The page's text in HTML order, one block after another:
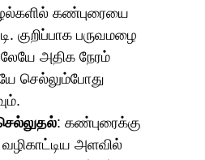
கண்புரையை
குறிப்பாக பருவமழை
அதிக நேரம்
செல்லும்போது
: கண்புரைக்கு
அளவில்